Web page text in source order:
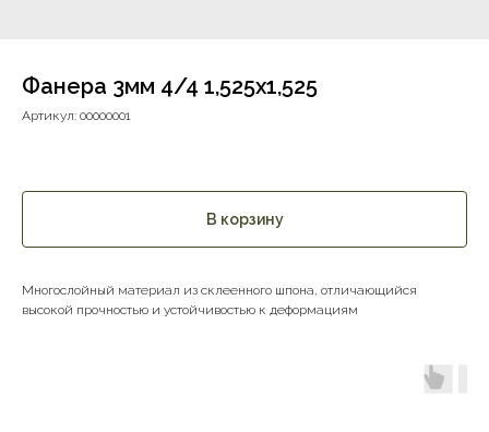
Фанера 3мм 4/4 1,525х1,525
Артикул: 00000001
В корзину
Многослойный материал из склеенного шпона, отличающийся
высокой прочностью и устойчивостью к деформациям